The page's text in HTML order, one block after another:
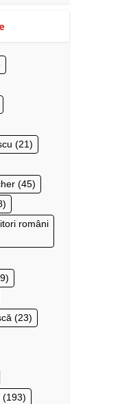
(21)
(45)
români
(23)
(193)